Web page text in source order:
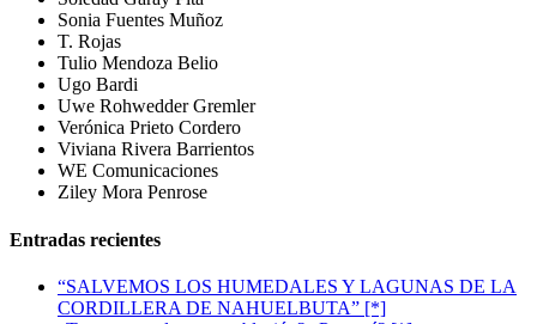
Sonia Fuentes Muñoz
T. Rojas
Tulio Mendoza Belio
Ugo Bardi
Uwe Rohwedder Gremler
Verónica Prieto Cordero
Viviana Rivera Barrientos
WE Comunicaciones
Ziley Mora Penrose
Entradas recientes
“SALVEMOS LOS HUMEDALES Y LAGUNAS DE LA
CORDILLERA DE NAHUELBUTA” [*]